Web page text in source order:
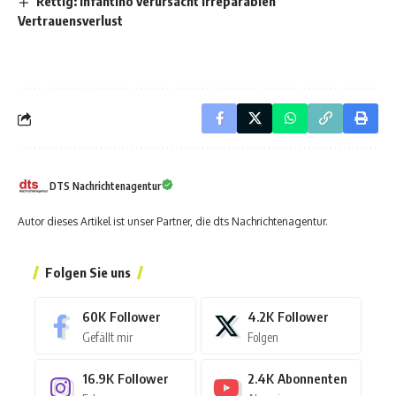
Vertrauensverlust
DTS Nachrichtenagentur
Autor dieses Artikel ist unser Partner, die dts Nachrichtenagentur.
Folgen Sie uns
60K Follower
Gefällt mir
4.2K Follower
Folgen
16.9K Follower 2.4K Abonnenten